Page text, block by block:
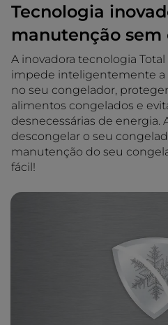
Tecnologia
manutenção sem
A inovadora tecnologia
impede inteligentemente a
no seu congelador,
alimentos congelados e
desnecessárias de energia.
descongelar o seu
manutenção do seu
fácil!